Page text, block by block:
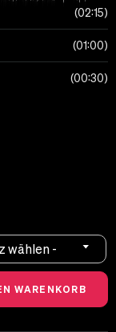
02:15
01:00
00:30
wählen -